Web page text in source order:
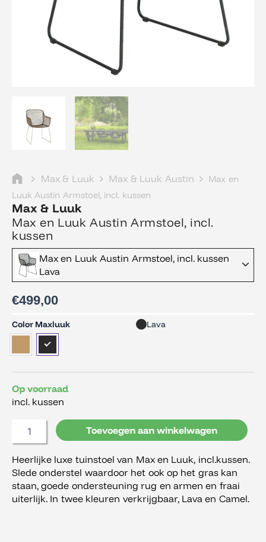
Max & Luuk Max & Luuk Austin
Max en
Luuk Austin Armstoel, incl. kussen
Max & Luuk
Max en Luuk Austin Armstoel, incl.
kussen
Max en Luuk Austin Armstoel, incl. kussen
Lava
€499,00
Color Maxluuk Lava
Op voorraad
incl. kussen
Max
en
Austin
Armstoel,
incl.
kussen
aantal
Toevoegen aan winkelwagen
Heerlijke luxe tuinstoel van Max en Luuk, incl.kussen.
Slede onderstel waardoor het ook op het gras kan
staan, goede ondersteuning rug en armen en fraai
uiterlijk. In twee kleuren verkrijgbaar, Lava en Camel.